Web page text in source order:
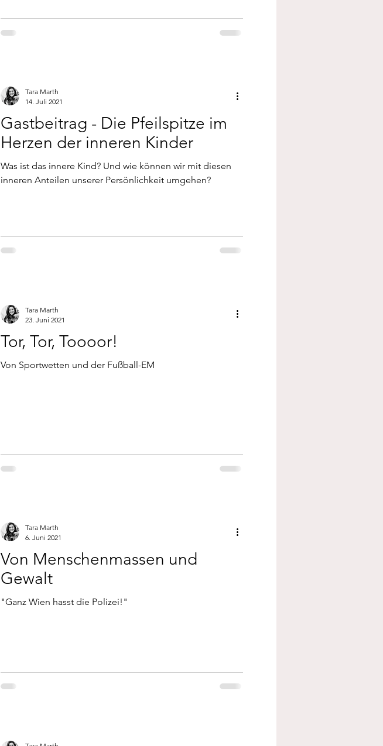
Gastbeitrag - Die Pfeilspitze im
Herzen der inneren Kinder
Was ist das innere Kind? Und wie können wir mit diesen
inneren Anteilen unserer Persönlichkeit umgehen?
Tara Marth
14. Juli 2021
Tor, Tor, Toooor!
Von Sportwetten und der Fußball-EM
Tara Marth
23. Juni 2021
Von Menschenmassen und
Gewalt
"Ganz Wien hasst die Polizei!"
Tara Marth
6. Juni 2021